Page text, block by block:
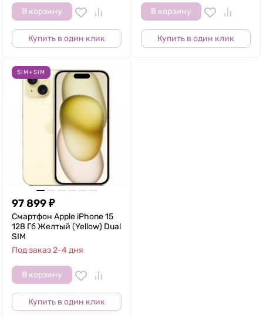
В корзину
Купить в один клик
В корзину
Купить в один клик
SIM+SIM
97 899₽
Смартфон Apple iPhone 15
128 Гб Желтый (Yellow) Dual
SIM
Под заказ 2-4 дня
В корзину
Купить в один клик